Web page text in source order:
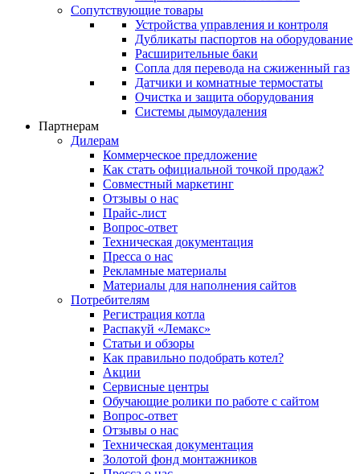
Сопутствующие товары
Устройства управления и контроля
Дубликаты паспортов на оборудование
Расширительные баки
Сопла для перевода на сжиженный газ
Датчики и комнатные термостаты
Очистка и защита оборудования
Системы дымоудаления
Партнерам
Дилерам
Коммерческое предложение
Как стать официальной точкой продаж?
Совместный маркетинг
Отзывы о нас
Прайс-лист
Вопрос-ответ
Техническая документация
Пресса о нас
Рекламные материалы
Материалы для наполнения сайтов
Потребителям
Регистрация котла
Распакуй «Лемакс»
Статьи и обзоры
Как правильно подобрать котел?
Акции
Сервисные центры
Обучающие ролики по работе с сайтом
Вопрос-ответ
Отзывы о нас
Техническая документация
Золотой фонд монтажников